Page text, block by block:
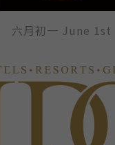
六月初一 June 1st